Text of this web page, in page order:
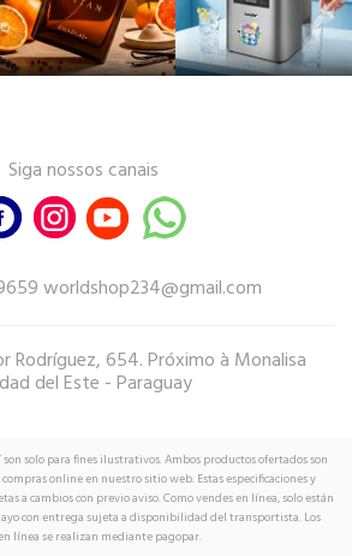
Siga nossos canais
worldshop234@gmail.com
Rodríguez, 654. Próximo à Monalisa
del Este - Paraguay
solo para fines ilustrativos. Ambos productos ofertados son
online en nuestro sitio web. Estas especificaciones y
a cambios con previo aviso. Como vendes en línea, solo están
con entrega sujeta a disponibilidad del transportista. Los
línea se realizan mediante pagopar.